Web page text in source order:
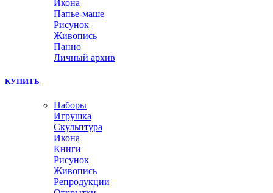
Икона
Папье-маше
Рисунок
Живопись
Панно
Личный архив
КУПИТЬ
Наборы
Игрушка
Скульптура
Икона
Книги
Рисунок
Живопись
Репродукции